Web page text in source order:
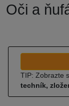
Oči a
TIP: Zobrazte
techník,